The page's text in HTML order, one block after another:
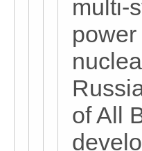
multi-
of All